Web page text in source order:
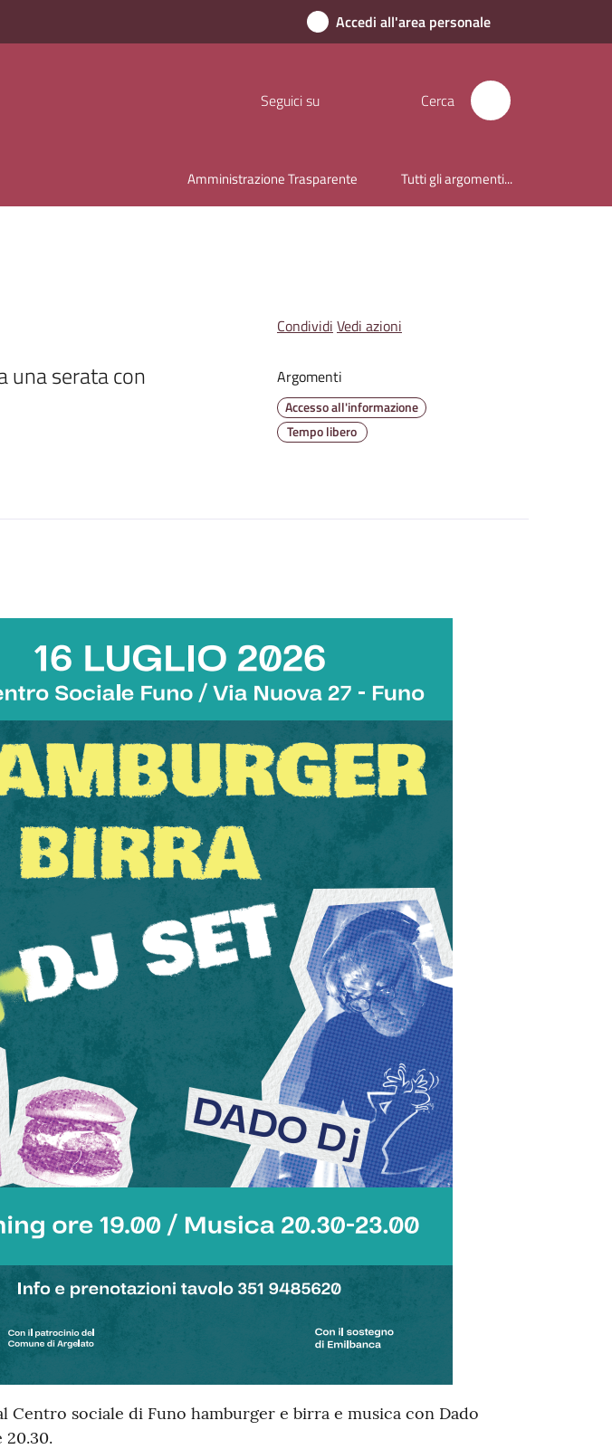
Accedi all'area personale
Seguici su Cerca
Amministrazione Trasparente Tutti gli argomenti...
una serata con
Condividi Vedi azioni
Argomenti
Accesso all'informazione
Tempo libero
Centro sociale di Funo hamburger e birra e musica con Dado
20.30.